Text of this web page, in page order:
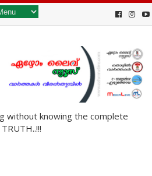
without knowing the complete
TRUTH..!!!